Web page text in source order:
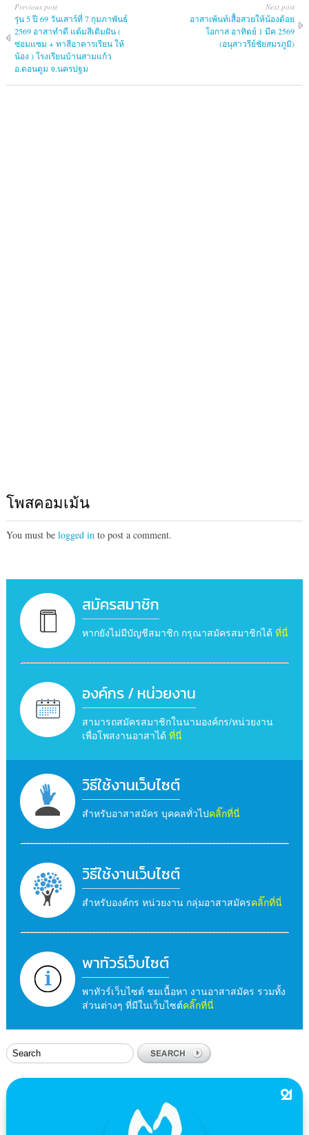
Previous post
รุ่น 5 ปี 69 วันเสาร์ที่ 7 กุมภาพันธ์
2569 อาสาทำดี แต้มสีเติมฝัน (
ซ่อมแซม + ทาสีอาคารเรียน ให้
น้อง ) โรงเรียนบ้านสามแก้ว
อ.ดอนตูม จ.นครปฐม
Next post
อาสาเพ้นท์เสื้อสวยให้น้องด้อย
โอกาส อาทิตย์ 1 มีค 2569
(อนุสาวรีย์ชัยสมรภูมิ)
โพสคอมเม้น
You must be logged in to post a comment.
สมัครสมาชิก
หากยังไม่มีบัญชีสมาชิก กรุณาสมัครสมาชิกได้ ที่นี่
องค์กร / หน่วยงาน
สามารถสมัครสมาชิกในนามองค์กร/หน่วยงาน
เพื่อโพสงานอาสาได้ ที่นี่
วิธีใช้งานเว็บไซต์
สำหรับอาสาสมัคร บุคคลทั่วไปคลิ๊กที่นี่
วิธีใช้งานเว็บไซต์
สำหรับองค์กร หน่วยงาน กลุ่มอาสาสมัครคลิ๊กที่นี่
พาทัวร์เว็บไซต์
พาทัวร์เว็บไซต์ ชมเนื้อหา งานอาสาสมัคร รวมทั้ง
ส่วนต่างๆ ที่มีในเว็บไซต์คลิ๊กที่นี่